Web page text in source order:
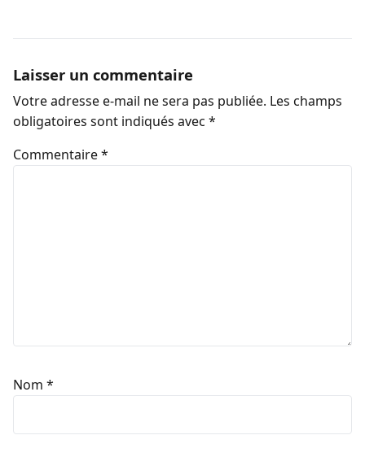
Laisser un commentaire
Votre adresse e-mail ne sera pas publiée. Les champs
obligatoires sont indiqués avec *
Commentaire*
Nom *